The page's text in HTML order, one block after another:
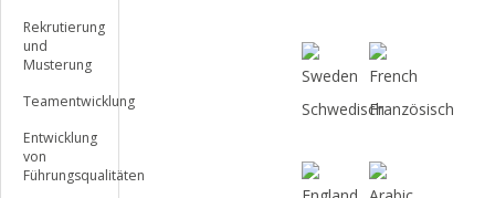
SchwedischFranzösisch
Rekrutierung
und
Musterung
Teamentwicklung
Entwicklung
von
Führungsqualitäten